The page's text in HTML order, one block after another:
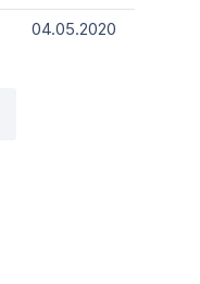
04.05.2020